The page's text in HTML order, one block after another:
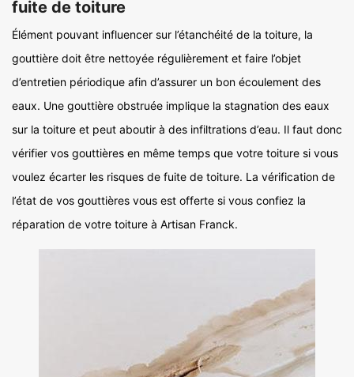
fuite de toiture
Élément pouvant influencer sur l’étanchéité de la toiture, la
gouttière doit être nettoyée régulièrement et faire l’objet
d’entretien périodique afin d’assurer un bon écoulement des
eaux. Une gouttière obstruée implique la stagnation des eaux
sur la toiture et peut aboutir à des infiltrations d’eau. Il faut donc
vérifier vos gouttières en même temps que votre toiture si vous
voulez écarter les risques de fuite de toiture. La vérification de
l’état de vos gouttières vous est offerte si vous confiez la
réparation de votre toiture à Artisan Franck.